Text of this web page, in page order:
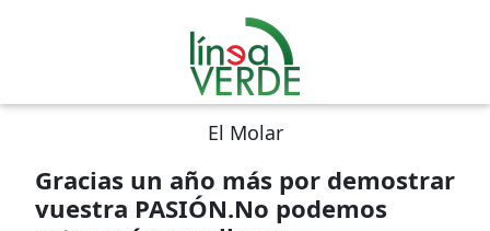
El Molar
Gracias un año más por demostrar
vuestra PASIÓN.No podemos